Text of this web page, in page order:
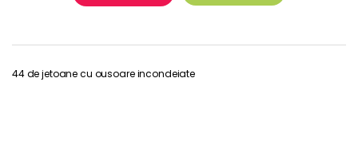
44 de jetoane cu ousoare incondeiate